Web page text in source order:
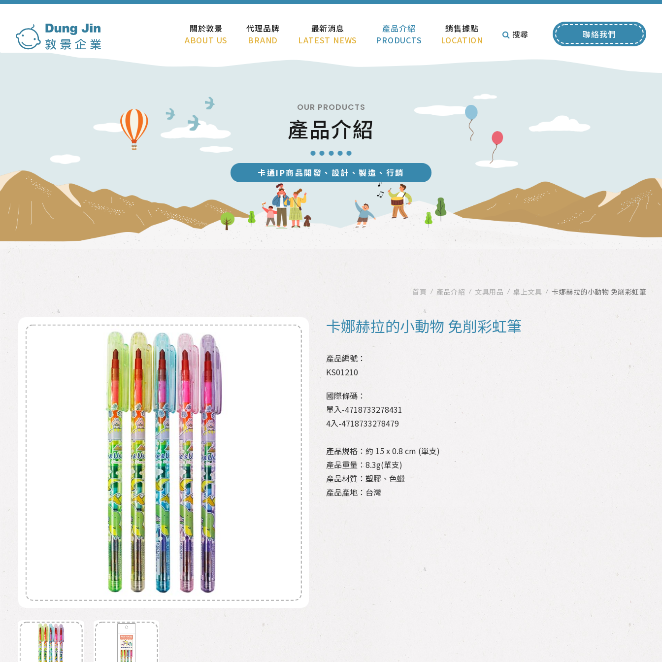
關於敦景
ABOUT US
代理品牌
BRAND
最新消息
LATEST NEWS
產品介紹
PRODUCTS
銷售據點
LOCATION
搜尋 聯絡我們
OUR PRODUCTS
產品介紹
卡通IP商品開發、設計、製造、行銷
首頁 產品介紹 文具用品 桌上文具 卡娜赫拉的小動物 免削彩虹筆
卡娜赫拉的小動物 免削彩虹筆
產品編號：
KS01210
國際條碼：
單入-4718733278431
4入-4718733278479
產品規格：約 15 x 0.8 cm (單支)
產品重量：8.3g(單支)
產品材質：塑膠、色蠟
產品產地：台灣